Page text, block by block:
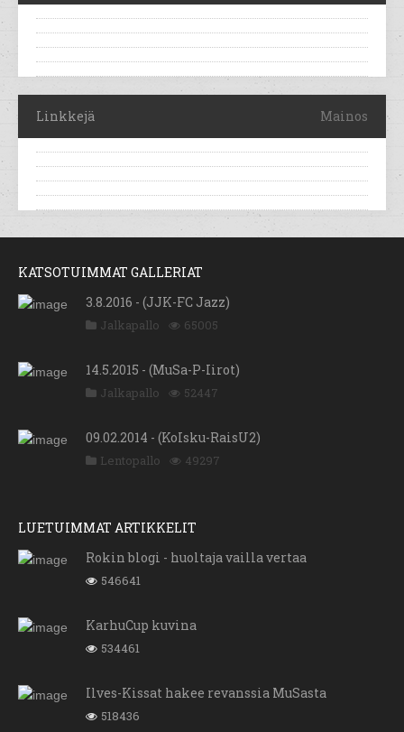
Linkkejä Mainos
KATSOTUIMMAT GALLERIAT
3.8.2016 - (JJK-FC Jazz)
Jalkapallo 65005
14.5.2015 - (MuSa-P-Iirot)
Jalkapallo 52447
09.02.2014 - (KoIsku-RaisU2)
Lentopallo 49297
LUETUIMMAT ARTIKKELIT
Rokin blogi - huoltaja vailla vertaa
546641
KarhuCup kuvina
534461
Ilves-Kissat hakee revanssia MuSasta
518436